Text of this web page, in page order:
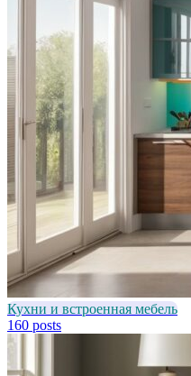
Кухни и встроенная мебель
160 posts